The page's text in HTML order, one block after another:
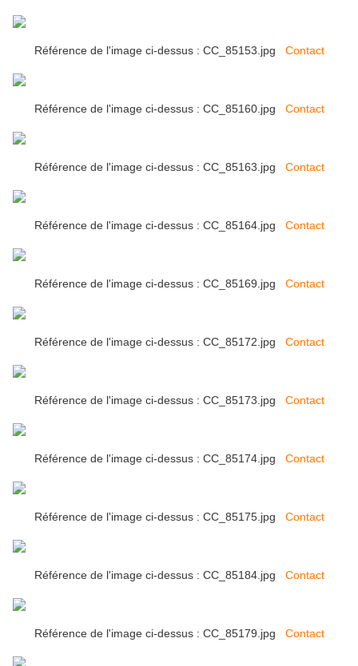
Référence de l'image ci-dessus : CC_85153.jpg Contact
Référence de l'image ci-dessus : CC_85160.jpg Contact
Référence de l'image ci-dessus : CC_85163.jpg Contact
Référence de l'image ci-dessus : CC_85164.jpg Contact
Référence de l'image ci-dessus : CC_85169.jpg Contact
Référence de l'image ci-dessus : CC_85172.jpg Contact
Référence de l'image ci-dessus : CC_85173.jpg Contact
Référence de l'image ci-dessus : CC_85174.jpg Contact
Référence de l'image ci-dessus : CC_85175.jpg Contact
Référence de l'image ci-dessus : CC_85184.jpg Contact
Référence de l'image ci-dessus : CC_85179.jpg Contact